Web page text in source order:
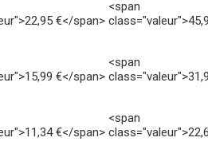
€</span>
<span
€</span>
<span
€</span>
<span